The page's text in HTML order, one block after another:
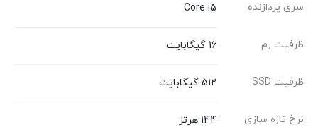
سری پردازنده Core i5
ظرفیت رم 16 گیگابایت
ظرفیت SSD 512 گیگابایت
نرخ تازه سازی 144 هرتز